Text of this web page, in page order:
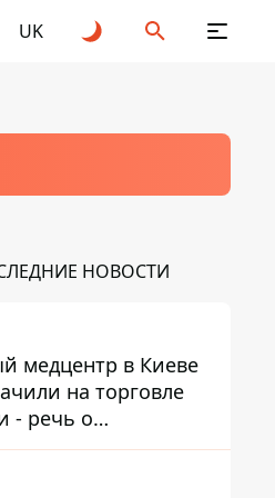
UK
НОВОСТИ
медцентр в Киеве
на торговле
- речь о
материнстве